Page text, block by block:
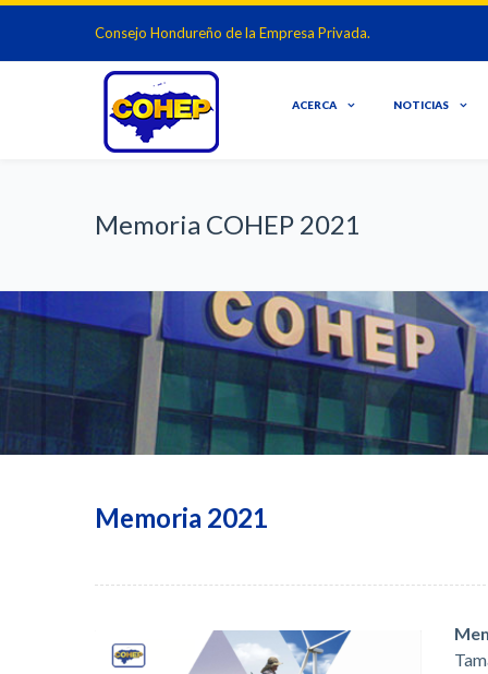
Consejo Hondureño de la Empresa Privada.
ACERCA NOTICIAS
Memoria COHEP 2021
Memoria 2021